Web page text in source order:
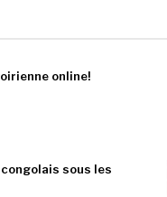
online!
congolais sous les